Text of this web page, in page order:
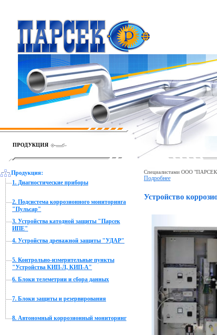
ПРОДУКЦИЯ
Продукция:
1. Диагностические приборы
2. Подсистема коррозионного мониторинга
"Пульсар"
3. Устройства катодной защиты "Парсек
ИПЕ"
4. Устройства дренажной защиты "УДАР"
5. Контрольно-измерительные пункты
"Устройства КИП-Л, КИП-А"
6. Блоки телеметрии и сбора данных
7. Блоки защиты и резервирования
8. Автономный коррозионный мониторинг
Специалистами ООО "ПАРСЕК"
Подробнее
Устройство